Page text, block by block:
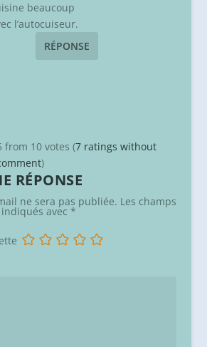
beaucoup
l’autocuiseur.
RÉPONSE
from 10 votes (7 ratings without
)
RÉPONSE
ne sera pas publiée. Les champs
avec *